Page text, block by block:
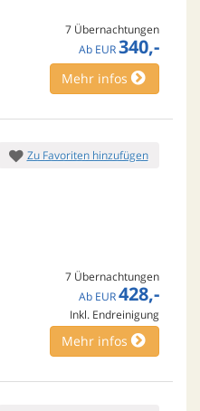
7 Übernachtungen
Ab EUR 340,-
Mehr infos
Zu Favoriten hinzufügen
7 Übernachtungen
Ab EUR 428,-
Inkl. Endreinigung
Mehr infos